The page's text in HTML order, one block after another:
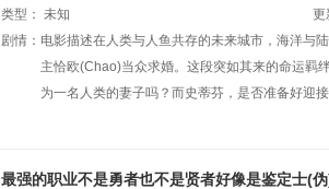
类型： 未知
更
剧情： 电影描述在人类与人鱼共存的未来城市，海洋与
主恰欧(Chao)当众求婚。这段突如其来的命运羁
为一名人类的妻子吗？而史蒂芬，是否准备好迎
最强的职业不是勇者也不是贤者好像是鉴定士(